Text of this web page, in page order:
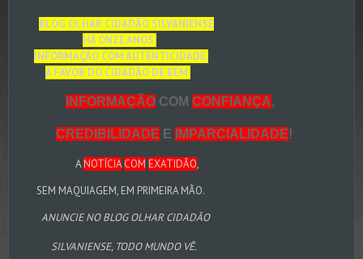
BLOG OLHAR CIDADÃO SILVANIENSE
HÁ ONZE ANOS,
INFORMAÇÃO COM AUTENTICIDADE,
A FAVOR DO CIDADÃO DE BEM.
INFORMAÇÃO COM CONFIANÇA,
CREDIBILIDADE E IMPARCIALIDADE!
ANOTÍCIA COM EXATIDÃO,
SEM MAQUIAGEM, EM PRIMEIRA MÃO.
ANUNCIE NO BLOG OLHAR CIDADÃO
SILVANIENSE, TODO MUNDO VÊ.